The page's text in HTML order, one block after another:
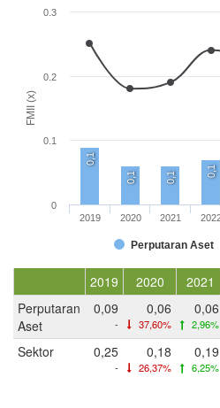
FMII (x)
0,1
0,1
0,1
0,1
Perputaran Aset
2019 2020 2021
0
0.1
0.2
0.3
2019 2020 2021
Perputaran
Aset
0,09
-
0,06
37,60%
0,06
2,96%
Sektor 0,25
-
0,18
26,37%
0,19
6,25%